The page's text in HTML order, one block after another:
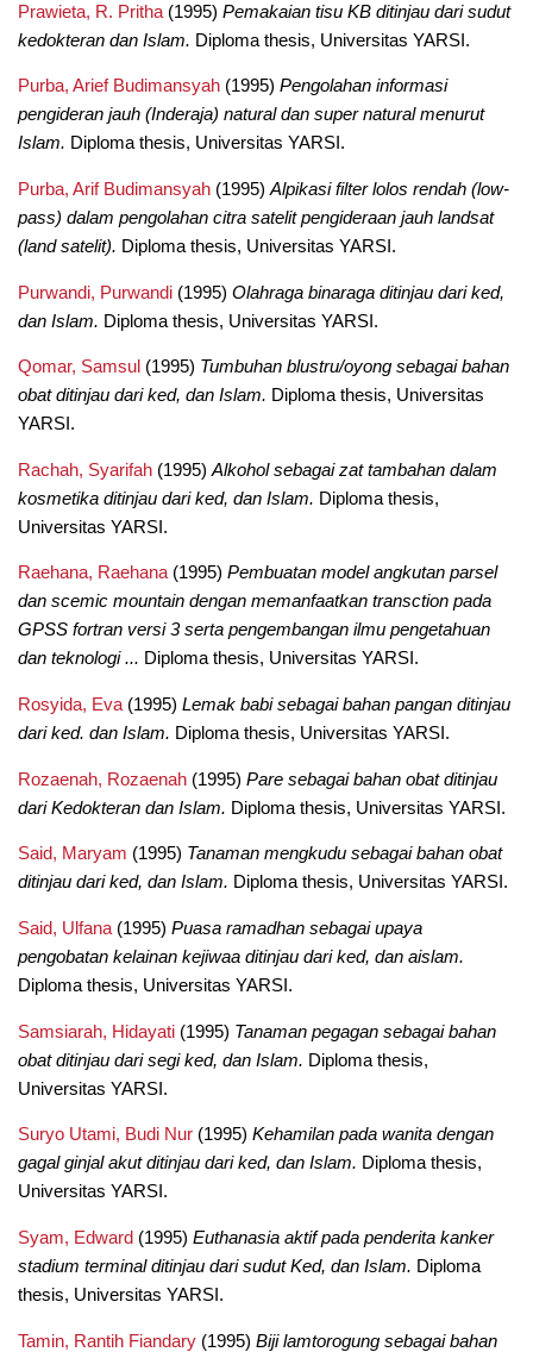
Prawieta, R. Pritha(1995) Pemakaian tisu KB ditinjau dari sudut
kedokteran dan Islam. Diploma thesis, Universitas YARSI.
Purba, Arief Budimansyah(1995) Pengolahan informasi
pengideran jauh (Inderaja) natural dan super natural menurut
Islam. Diploma thesis, Universitas YARSI.
Purba, Arif Budimansyah(1995) Alpikasi filter lolos rendah (low-
pass) dalam pengolahan citra satelit pengideraan jauh landsat
(land satelit). Diploma thesis, Universitas YARSI.
Purwandi, Purwandi(1995) Olahraga binaraga ditinjau dari ked,
dan Islam. Diploma thesis, Universitas YARSI.
Qomar, Samsul (1995) Tumbuhan blustru/oyong sebagai bahan
obat ditinjau dari ked, dan Islam. Diploma thesis, Universitas
YARSI.
Rachah, Syarifah(1995) Alkohol sebagai zat tambahan dalam
kosmetika ditinjau dari ked, dan Islam. Diploma thesis,
Universitas YARSI.
Raehana, Raehana(1995) Pembuatan model angkutan parsel
dan scemic mountain dengan memanfaatkan transction pada
GPSS fortran versi 3 serta pengembangan ilmu pengetahuan
dan teknologi ... Diploma thesis, Universitas YARSI.
Rosyida, Eva(1995) Lemak babi sebagai bahan pangan ditinjau
dari ked. dan Islam. Diploma thesis, Universitas YARSI.
Rozaenah, Rozaenah(1995) Pare sebagai bahan obat ditinjau
dari Kedokteran dan Islam. Diploma thesis, Universitas YARSI.
Said, Maryam (1995) Tanaman mengkudu sebagai bahan obat
ditinjau dari ked, dan Islam. Diploma thesis, Universitas YARSI.
Said, Ulfana(1995) Puasa ramadhan sebagai upaya
pengobatan kelainan kejiwaa ditinjau dari ked, dan aislam.
Diploma thesis, Universitas YARSI.
Samsiarah, Hidayati(1995) Tanaman pegagan sebagai bahan
obat ditinjau dari segi ked, dan Islam. Diploma thesis,
Universitas YARSI.
Suryo Utami, Budi Nur(1995) Kehamilan pada wanita dengan
gagal ginjal akut ditinjau dari ked, dan Islam. Diploma thesis,
Universitas YARSI.
Syam, Edward (1995) Euthanasia aktif pada penderita kanker
stadium terminal ditinjau dari sudut Ked, dan Islam. Diploma
thesis, Universitas YARSI.
Tamin, Rantih Fiandary(1995) Biji lamtorogung sebagai bahan